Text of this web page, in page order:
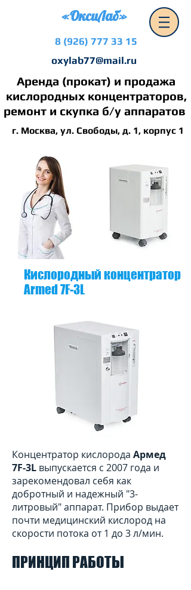
«ОксиЛаб»
8 (926) 777 33 15
oxylab77@mail.ru
Аренда (прокат) и продажа
кислородных концентраторов,
ремонт и скупка б/у аппаратов
г. Москва, ул. Свободы, д. 1, корпус 1
Кислородный концентратор
Armed 7F-3L
Концентратор кислорода Армед
7F-3L выпускается с 2007 года и
зарекомендовал себя как
добротный и надежный "3-
литровый" аппарат. Прибор выдает
почти медицинский кислород на
скорости потока от 1 до 3 л/мин.
ПРИНЦИП РАБОТЫ